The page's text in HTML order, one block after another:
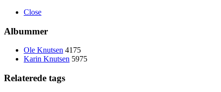
Close
Albummer
Ole Knutsen 4175
Karin Knutsen 5975
Relaterede tags